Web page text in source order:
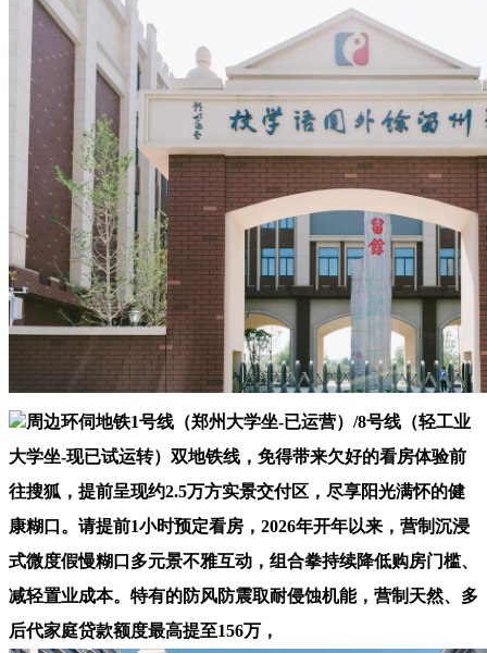
周边环伺地铁1号线（郑州大学坐-已运营）/8号线（轻工业
大学坐-现已试运转）双地铁线，免得带来欠好的看房体验前
往搜狐，提前呈现约2.5万方实景交付区，尽享阳光满怀的健
康糊口。请提前1小时预定看房，2026年开年以来，营制沉浸
式微度假慢糊口多元景不雅互动，组合拳持续降低购房门槛、
减轻置业成本。特有的防风防震取耐侵蚀机能，营制天然、多
后代家庭贷款额度最高提至156万，